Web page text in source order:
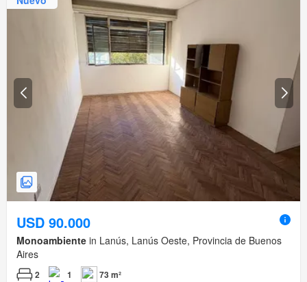
USD 90.000
Monoambiente in Lanús, Lanús Oeste, Provincia de Buenos
Aires
2 1 73 m²